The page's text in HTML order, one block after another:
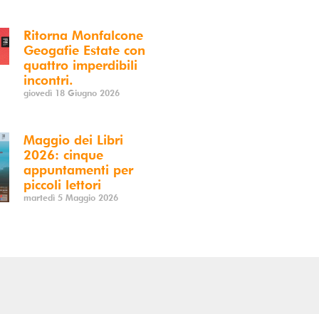
Ritorna Monfalcone
Geogafie Estate con
quattro imperdibili
incontri.
giovedì 18 Giugno 2026
Maggio dei Libri
2026: cinque
appuntamenti per
piccoli lettori
martedì 5 Maggio 2026